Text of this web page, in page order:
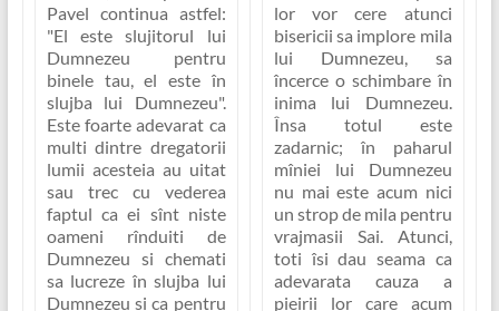
Pavel continua astfel:
"El este slujitorul lui
Dumnezeu pentru
binele tau, el este în
slujba lui Dumnezeu".
Este foarte adevarat ca
multi dintre dregatorii
lumii acesteia au uitat
sau trec cu vederea
faptul ca ei sînt niste
oameni rînduiti de
Dumnezeu si chemati
sa lucreze în slujba lui
Dumnezeu si ca pentru
lor vor cere atunci
bisericii sa implore mila
lui Dumnezeu, sa
încerce o schimbare în
inima lui Dumnezeu.
Însa totul este
zadarnic; în paharul
mîniei lui Dumnezeu
nu mai este acum nici
un strop de mila pentru
vrajmasii Sai. Atunci,
toti îsi dau seama ca
adevarata cauza a
pieirii lor care acum